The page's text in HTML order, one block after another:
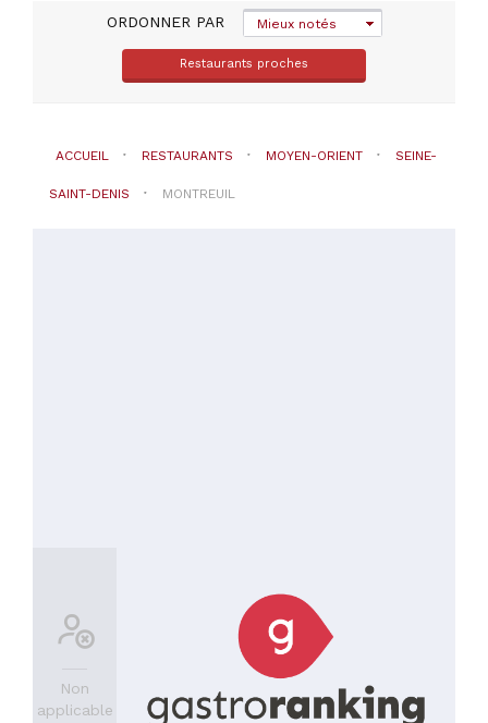
ORDONNER PAR Mieux notés
Restaurants proches
ACCUEIL RESTAURANTS MOYEN-ORIENT SEINE-
SAINT-DENIS MONTREUIL
Non
applicable